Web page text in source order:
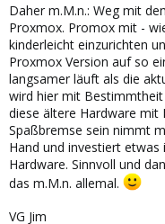
Daher m.M.n.: Weg mit
Proxmox. Promox mit -
kinderleicht einzurichten
Proxmox Version auf so
langsamer läuft als die
wird hier mit
diese ältere Hardware mit
Spaßbremse sein nimmt
Hand und investiert
Hardware. Sinnvoll und
das m.M.n. allemal.
VG Jim